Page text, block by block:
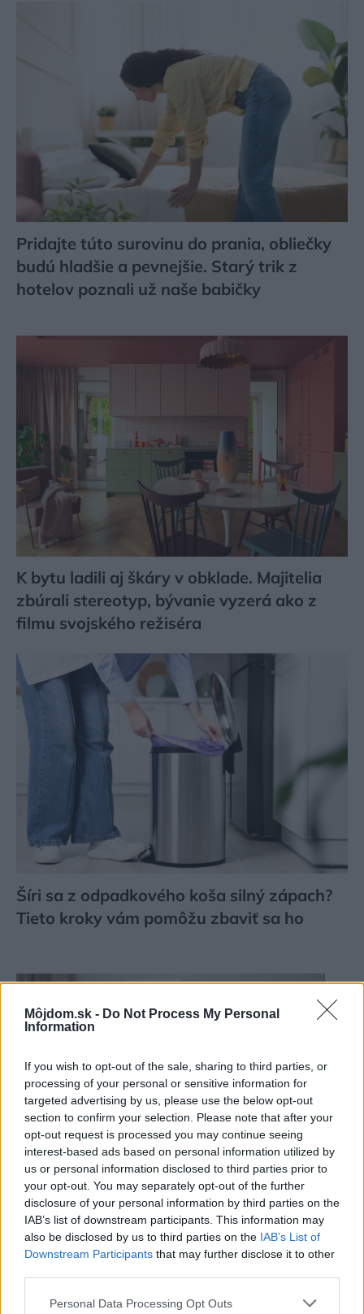
Môjdom.sk - Do Not Process My Personal
Information
If you wish to opt-out of the sale, sharing to third parties, or
processing of your personal or sensitive information for
targeted advertising by us, please use the below opt-out
section to confirm your selection. Please note that after your
opt-out request is processed you may continue seeing
interest-based ads based on personal information utilized by
us or personal information disclosed to third parties prior to
your opt-out. You may separately opt-out of the further
disclosure of your personal information by third parties on the
IAB’s list of downstream participants. This information may
also be disclosed by us to third parties on the IAB’s List of
Downstream Participants that may further disclose it to other
Please note that this website/app uses one or more Google
Personal Data Processing Opt Outs
Pridajte túto surovinu do prania, obliečky
budú hladšie a pevnejšie. Starý trik z
hotelov poznali už naše babičky
K bytu ladili aj škáry v obklade. Majitelia
zbúrali stereotyp, bývanie vyzerá ako z
filmu svojského režiséra
Šíri sa z odpadkového koša silný zápach?
Tieto kroky vám pomôžu zbaviť sa ho